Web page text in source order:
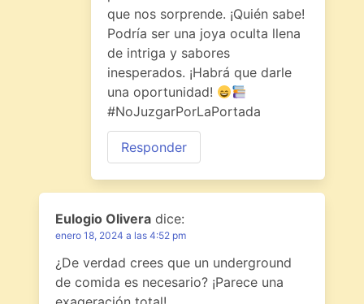
que nos sorprende. ¡Quién sabe!
Podría ser una joya oculta llena
de intriga y sabores
inesperados. ¡Habrá que darle
una oportunidad!
#NoJuzgarPorLaPortada
Responder
Eulogio Olivera dice:
enero 18, 2024 a las 4:52 pm
¿De verdad crees que un underground
de comida es necesario? ¡Parece una